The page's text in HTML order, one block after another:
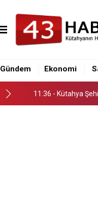
Gündem Ekonomi
11:36 - Kütahya
16:10 - Kütahya İl
16:00 - Tavşanlı-
11:36 - Kütahya